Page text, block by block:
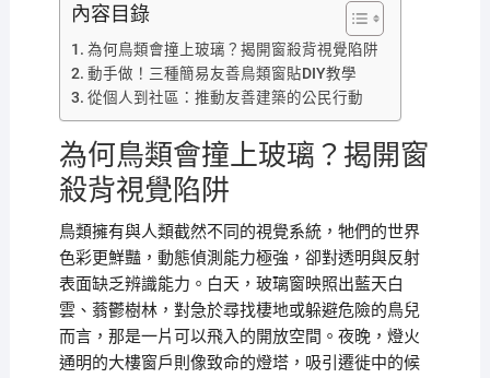
內容目錄
為何鳥類會撞上玻璃？揭開窗殺背視覺陷阱
動手做！三種簡易友善鳥類窗貼DIY教學
從個人到社區：推動友善建築的公民行動
為何鳥類會撞上玻璃？揭開窗
殺背視覺陷阱
鳥類擁有與人類截然不同的視覺系統，牠們的世界
色彩更鮮豔，動態偵測能力極強，卻對透明與反射
表面缺乏辨識能力。白天，玻璃窗映照出藍天白
雲、蓊鬱樹林，對急於尋找棲地或躲避危險的鳥兒
而言，那是一片可以飛入的開放空間。夜晚，燈火
通明的大樓窗戶則像致命的燈塔，吸引遷徙中的候